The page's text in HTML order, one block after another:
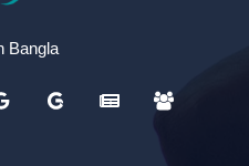
Bangla